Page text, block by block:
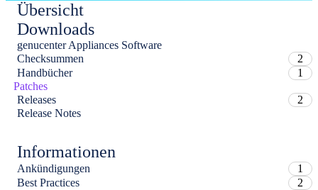
Übersicht
Downloads
genucenter Appliances Software
Checksummen
2
Handbücher
1
Patches
Releases
2
Release Notes
Informationen
Ankündigungen
1
Best Practices
2